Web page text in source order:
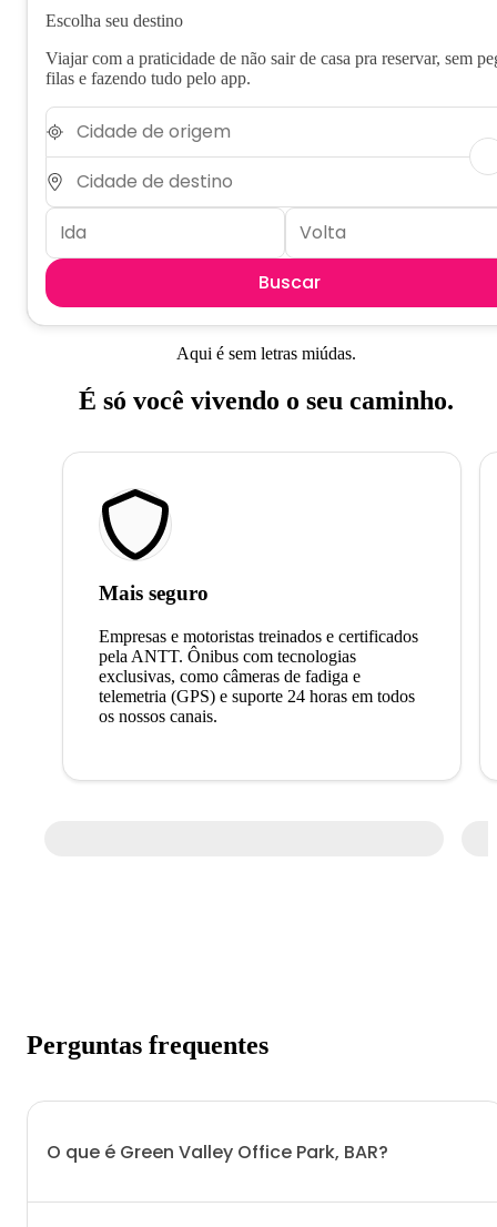
Escolha seu destino
Viajar com a praticidade de não sair de casa pra reservar, sem
filas e fazendo tudo pelo app.
Buscar
Aqui é sem letras miúdas.
É só você vivendo o seu caminho.
Mais seguro
Empresas e motoristas treinados e certificados
pela ANTT. Ônibus com tecnologias
exclusivas, como câmeras de fadiga e
telemetria (GPS) e suporte 24 horas em todos
os nossos canais.
Perguntas frequentes
O que é Green Valley Office Park, BAR?